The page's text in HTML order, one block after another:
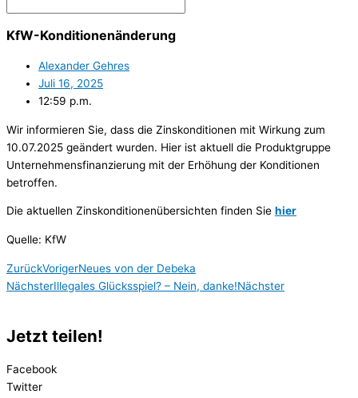
KfW-Konditionenänderung
Alexander Gehres
Juli 16, 2025
12:59 p.m.
Wir informieren Sie, dass die Zinskonditionen mit Wirkung zum
10.07.2025 geändert wurden. Hier ist aktuell die Produktgruppe
Unternehmensfinanzierung mit der Erhöhung der Konditionen
betroffen.
Die aktuellen Zinskonditionenübersichten finden Sie hier
Quelle: KfW
ZurückVorigerNeues von der Debeka
NächsterIllegales Glücksspiel? – Nein, danke!Nächster
Jetzt teilen!
Facebook
Twitter